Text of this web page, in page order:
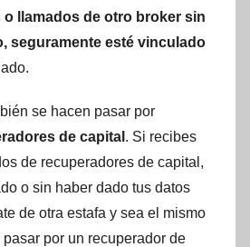
o llamados de otro broker sin
seguramente esté vinculado
se hacen pasar por
de capital . Si recibes
de recuperadores de capital,
o sin haber dado tus datos
de otra estafa y sea el mismo
por un recuperador de